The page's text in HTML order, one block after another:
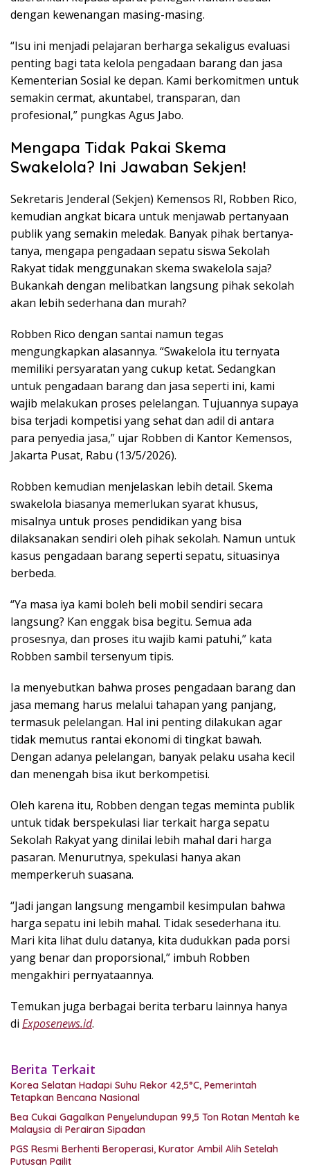
dengan kewenangan masing-masing.
“Isu ini menjadi pelajaran berharga sekaligus evaluasi
penting bagi tata kelola pengadaan barang dan jasa
Kementerian Sosial ke depan. Kami berkomitmen untuk
semakin cermat, akuntabel, transparan, dan
profesional,” pungkas Agus Jabo.
Mengapa Tidak Pakai Skema
Swakelola? Ini Jawaban Sekjen!
Sekretaris Jenderal (Sekjen) Kemensos RI, Robben Rico,
kemudian angkat bicara untuk menjawab pertanyaan
publik yang semakin meledak. Banyak pihak bertanya-
tanya, mengapa pengadaan sepatu siswa Sekolah
Rakyat tidak menggunakan skema swakelola saja?
Bukankah dengan melibatkan langsung pihak sekolah
akan lebih sederhana dan murah?
Robben Rico dengan santai namun tegas
mengungkapkan alasannya. “Swakelola itu ternyata
memiliki persyaratan yang cukup ketat. Sedangkan
untuk pengadaan barang dan jasa seperti ini, kami
wajib melakukan proses pelelangan. Tujuannya supaya
bisa terjadi kompetisi yang sehat dan adil di antara
para penyedia jasa,” ujar Robben di Kantor Kemensos,
Jakarta Pusat, Rabu (13/5/2026).
Robben kemudian menjelaskan lebih detail. Skema
swakelola biasanya memerlukan syarat khusus,
misalnya untuk proses pendidikan yang bisa
dilaksanakan sendiri oleh pihak sekolah. Namun untuk
kasus pengadaan barang seperti sepatu, situasinya
berbeda.
“Ya masa iya kami boleh beli mobil sendiri secara
langsung? Kan enggak bisa begitu. Semua ada
prosesnya, dan proses itu wajib kami patuhi,” kata
Robben sambil tersenyum tipis.
Ia menyebutkan bahwa proses pengadaan barang dan
jasa memang harus melalui tahapan yang panjang,
termasuk pelelangan. Hal ini penting dilakukan agar
tidak memutus rantai ekonomi di tingkat bawah.
Dengan adanya pelelangan, banyak pelaku usaha kecil
dan menengah bisa ikut berkompetisi.
Oleh karena itu, Robben dengan tegas meminta publik
untuk tidak berspekulasi liar terkait harga sepatu
Sekolah Rakyat yang dinilai lebih mahal dari harga
pasaran. Menurutnya, spekulasi hanya akan
memperkeruh suasana.
“Jadi jangan langsung mengambil kesimpulan bahwa
harga sepatu ini lebih mahal. Tidak sesederhana itu.
Mari kita lihat dulu datanya, kita dudukkan pada porsi
yang benar dan proporsional,” imbuh Robben
mengakhiri pernyataannya.
Temukan juga berbagai berita terbaru lainnya hanya
di Exposenews.id.
Berita Terkait
Korea Selatan Hadapi Suhu Rekor 42,5°C, Pemerintah
Tetapkan Bencana Nasional
Bea Cukai Gagalkan Penyelundupan 99,5 Ton Rotan Mentah ke
Malaysia di Perairan Sipadan
PGS Resmi Berhenti Beroperasi, Kurator Ambil Alih Setelah
Putusan Pailit